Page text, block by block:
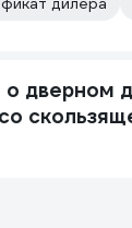
дверном